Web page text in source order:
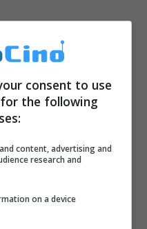
consent to use
the following
content, advertising and
research and
on a device